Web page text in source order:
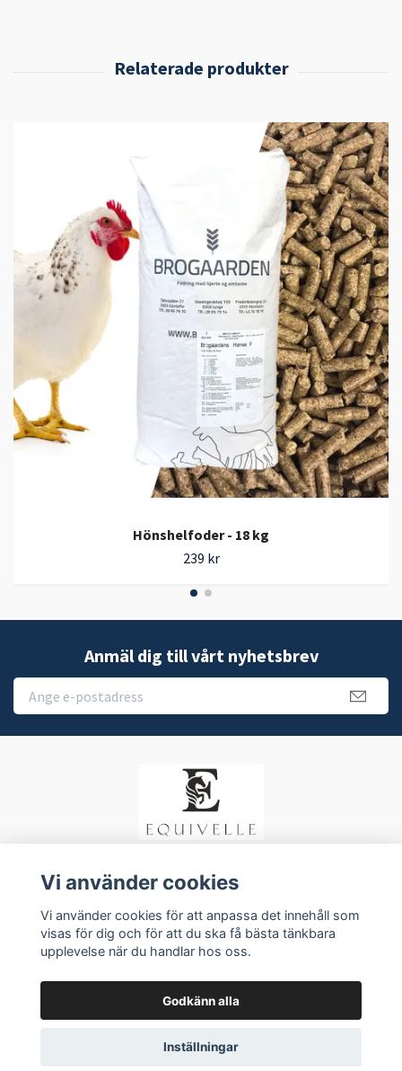
Hönshelfoder - 18 kg
239 kr
Anmäl dig till vårt nyhetsbrev
Köpvillkor
Kontakt
Vi använder cookies
Vi använder cookies för att anpassa det innehåll som
visas för dig och för att du ska få bästa tänkbara
upplevelse när du handlar hos oss.
Godkänn alla
Inställningar